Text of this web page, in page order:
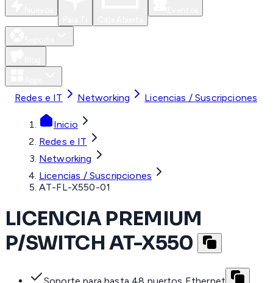
Redes e IT Networking Licencias / Suscripciones
Inicio
Redes e IT
Networking
Licencias / Suscripciones
AT-FL-X550-01
LICENCIA PREMIUM
P/SWITCH AT-X550